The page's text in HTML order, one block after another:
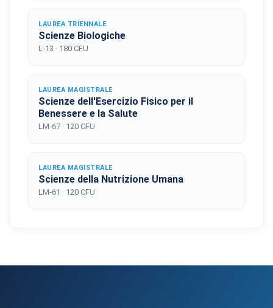
LAUREA TRIENNALE
Scienze Biologiche
L-13 · 180 CFU
LAUREA MAGISTRALE
Scienze dell'Esercizio Fisico per il
Benessere e la Salute
LM-67 · 120 CFU
LAUREA MAGISTRALE
Scienze della Nutrizione Umana
LM-61 · 120 CFU